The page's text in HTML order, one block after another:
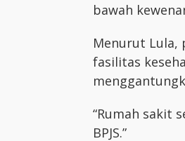
bawah
Menurut Lula,
fasilitas
“Rumah sakit
BPJS.”